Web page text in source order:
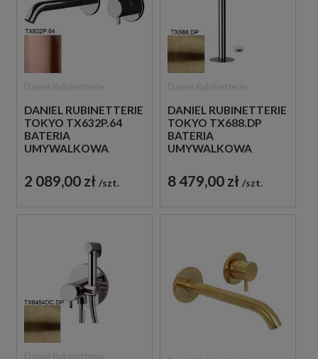
DANIEL RUBINETTERIE
TOKYO TX632P.64
BATERIA
UMYWALKOWA
JEDNOUCHWYTOWA
MIEDZIANA
2 089,00 zł szt.
DANIEL RUBINETTERIE
TOKYO TX688.DP
BATERIA
UMYWALKOWA
ZŁOTO
SZCZOTKOWANE
8 479,00 zł szt.